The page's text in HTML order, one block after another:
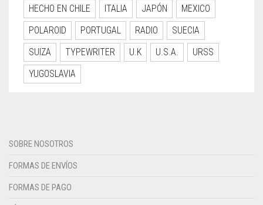
HECHO EN CHILE
ITALIA JAPÓN
MEXICO
POLAROID
PORTUGAL RADIO
SUECIA
SUIZA
TYPEWRITER U.K U.S.A.
URSS
YUGOSLAVIA
SOBRE NOSOTROS
FORMAS DE ENVÍOS
FORMAS DE PAGO